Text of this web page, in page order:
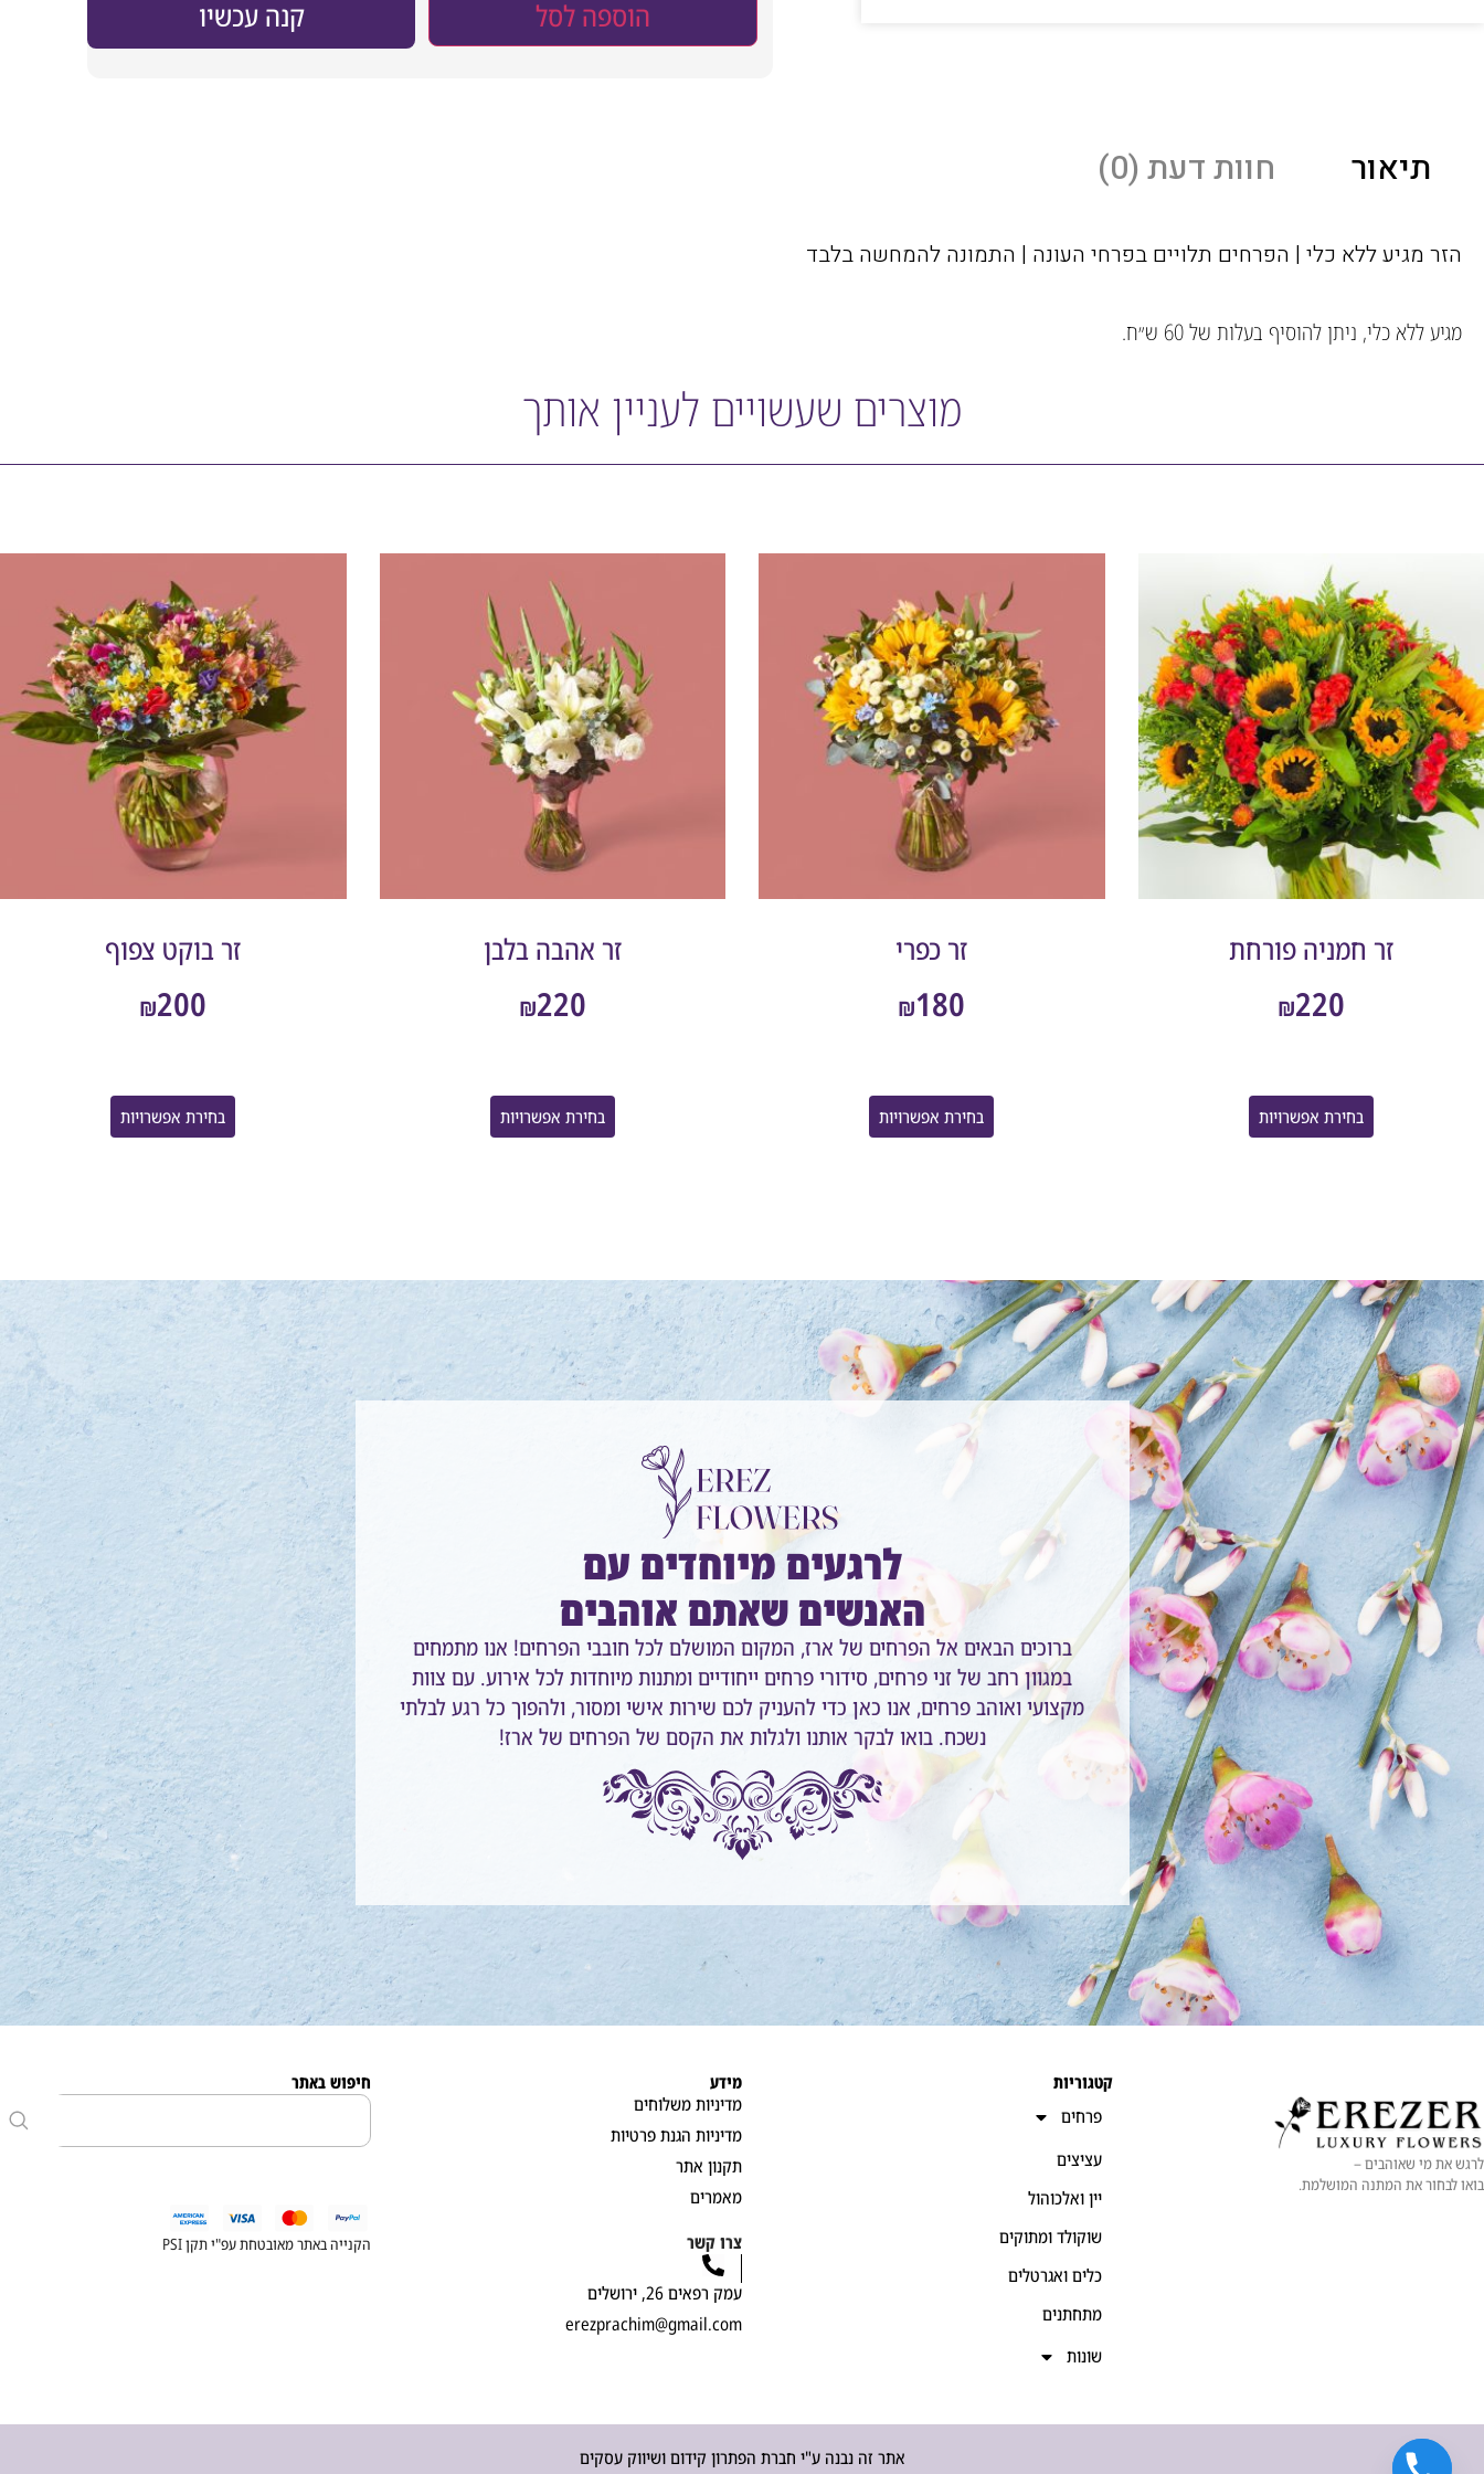
הוספה לסל קנה עכשיו
תיאור חוות דעת (0)
הזר מגיע ללא כלי | הפרחים תלויים בפרחי העונה | התמונה להמחשה בלבד
מגיע ללא כלי, ניתן להוסיף בעלות של 60 ש״ח.
מוצרים שעשויים לעניין אותך
זר חמניה פורחת
₪220
בחירת אפשרויות
זר כפרי
₪180
בחירת אפשרויות
זר אהבה בלבן
₪220
בחירת אפשרויות
זר בוקט צפוף
₪200
בחירת אפשרויות
לרגעים מיוחדים עם
האנשים שאתם אוהבים
ברוכים הבאים אל הפרחים של ארז, המקום המושלם לכל חובבי הפרחים! אנו מתמחים
במגוון רחב של זני פרחים, סידורי פרחים ייחודיים ומתנות מיוחדות לכל אירוע. עם צוות
מקצועי ואוהב פרחים, אנו כאן כדי להעניק לכם שירות אישי ומסור, ולהפוך כל רגע לבלתי
נשכח. בואו לבקר אותנו ולגלות את הקסם של הפרחים של ארז!
לרגש את מי שאוהבים –
בואו לבחור את המתנה המושלמת.
קטגוריות
פרחים
עציצים
יין ואלכוהול
שוקולד ומתוקים
כלים ואגרטלים
מתחתנים
שונות
מידע
מדיניות משלוחים
מדיניות הגנת פרטיות
תקנון אתר
מאמרים
צרו קשר
עמק רפאים 26, ירושלים
erezprachim@gmail.com
חיפוש באתר
הקנייה באתר מאובטחת עפ"י תקן PSI
אתר זה נבנה ע"י חברת הפתרון קידום ושיווק עסקים